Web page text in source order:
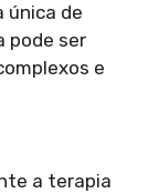
única de
pode ser
e
a terapia